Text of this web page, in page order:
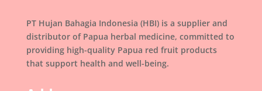
PT Hujan Bahagia Indonesia (HBI) is a supplier and
distributor of Papua herbal medicine, committed to
providing high-quality Papua red fruit products
that support health and well-being.